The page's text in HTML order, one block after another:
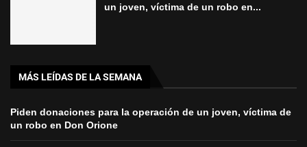
un joven, víctima de un robo en...
MÁS LEÍDAS DE LA SEMANA
Piden donaciones para la operación de un joven, víctima de
un robo en Don Orione